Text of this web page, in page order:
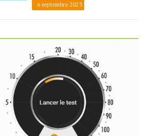
6 septembre 2023